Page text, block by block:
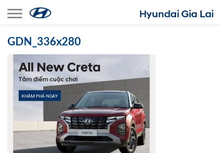
Toggle navigation
GDN_336x280